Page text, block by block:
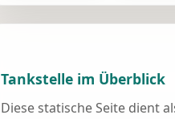
Tankstelle im Überblick
Diese statische Seite dient